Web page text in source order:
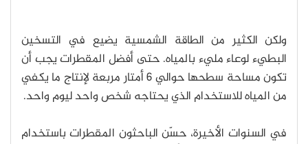
ولكن الكثير من الطاقة الشمسية يضيع في التسخين
البطيء لوعاء مليء بالمياه. حتى أفضل المقطرات يجب أن
تكون مساحة سطحها حوالي 6 أمتار مربعة لإنتاج ما يكفي
من المياه للاستخدام الذي يحتاجه شخص واحد ليوم واحد.
في السنوات الأخيرة، حسّن الباحثون المقطرات باستخدام